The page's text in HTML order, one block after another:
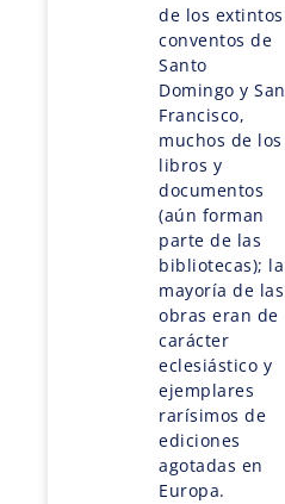
de los extintos
conventos de
Santo
Domingo y San
Francisco,
muchos de los
libros y
documentos
(aún forman
parte de las
bibliotecas); la
mayoría de las
obras eran de
carácter
eclesiástico y
ejemplares
rarísimos de
ediciones
agotadas en
Europa.